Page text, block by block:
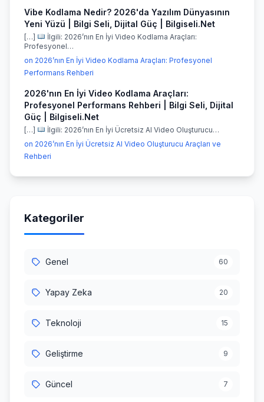
Vibe Kodlama Nedir? 2026'da Yazılım Dünyasının
Yeni Yüzü | Bilgi Seli, Dijital Güç | Bilgiseli.Net
[…]
İlgili: 2026’nın En İyi Video Kodlama Araçları:
Profesyonel…
on 2026’nın En İyi Video Kodlama Araçları: Profesyonel
Performans Rehberi
2026'nın En İyi Video Kodlama Araçları:
Profesyonel Performans Rehberi | Bilgi Seli, Dijital
Güç | Bilgiseli.Net
[…]
İlgili: 2026’nın En İyi Ücretsiz AI Video Oluşturucu…
on 2026’nın En İyi Ücretsiz AI Video Oluşturucu Araçları ve
Rehberi
Kategoriler
Genel 60
Yapay Zeka 20
Teknoloji 15
Geliştirme 9
Güncel 7